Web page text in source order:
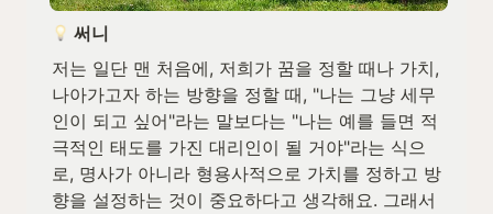
써니
저는 일단 맨 처음에, 저희가 꿈을 정할 때나 가치,
나아가고자 하는 방향을 정할 때, "나는 그냥 세무
인이 되고 싶어"라는 말보다는 "나는 예를 들면 적
극적인 태도를 가진 대리인이 될 거야"라는 식으
로, 명사가 아니라 형용사적으로 가치를 정하고 방
향을 설정하는 것이 중요하다고 생각해요. 그래서